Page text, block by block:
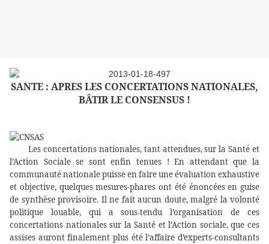
SANTE : APRES LES CONCERTATIONS NATIONALES,
BÂTIR LE CONSENSUS !
Les concertations nationales, tant attendues, sur la Santé et
l’Action Sociale se sont enfin tenues ! En attendant que la
communauté nationale puisse en faire une évaluation exhaustive
et objective, quelques mesures-phares ont été énoncées en guise
de synthèse provisoire. Il ne fait aucun doute, malgré la volonté
politique louable, qui a sous-tendu l’organisation de ces
concertations nationales sur la Santé et l’Action sociale, que ces
assises auront finalement plus été l’affaire d’experts-consultants